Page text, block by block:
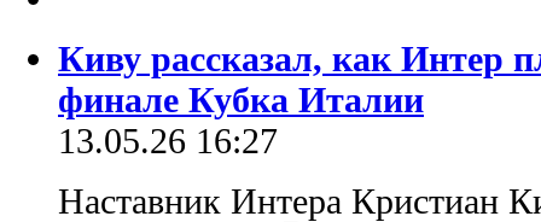
Киву рассказал, как Интер
финале Кубка Италии
13.05.26 16:27
Наставник Интера Кристиан